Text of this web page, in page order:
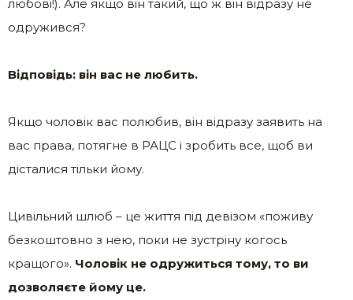
любові!). Але якщо він такий, що ж він відразу не
одружився?
Відповідь: він вас не любить.
Якщо чоловік вас полюбив, він відразу заявить на
вас права, потягне в РАЦС і зробить все, щоб ви
дісталися тільки йому.
Цивільний шлюб – це життя під девізом «поживу
безкоштовно з нею, поки не зустріну когось
кращого». Чоловік не одружиться тому, то ви
дозволяєте йому це.